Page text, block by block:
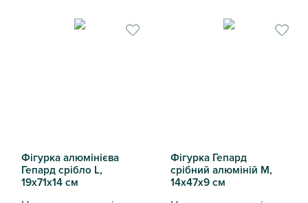
Фігурка алюмінієва
Гепард срібло L,
19х71х14 см
Фігурка Гепард
срібний алюміній M,
14х47х9 см